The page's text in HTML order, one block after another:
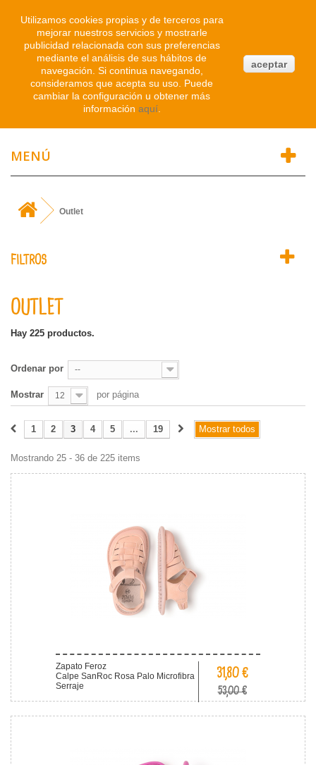
Atendemos WhatsApp
91 214 1542
MENÚ
Outlet
FILTROS
OUTLET
Hay 225 productos.
Ordenar por --
Mostrar 12 por página
Mostrar todos
1 2 3 4 5 ... 19
Mostrando 25 - 36 de 225 items
Zapato Feroz
Calpe SanRoc Rosa Palo Microfibra
Serraje
31,80 €
53,00 €
Utilizamos cookies propias y de terceros para
mejorar nuestros servicios y mostrarle
publicidad relacionada con sus preferencias
mediante el análisis de sus hábitos de
navegación. Si continua navegando,
consideramos que acepta su uso. Puede
cambiar la configuración u obtener más
información aquí.
aceptar